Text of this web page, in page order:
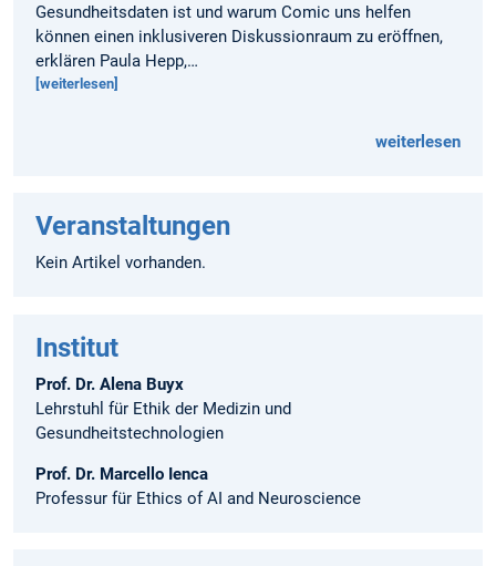
Gesundheitsdaten ist und warum Comic uns helfen
können einen inklusiveren Diskussionraum zu eröffnen,
erklären Paula Hepp,…
[weiterlesen]
weiterlesen
Veranstaltungen
Kein Artikel vorhanden.
Institut
Prof. Dr. Alena Buyx
Lehrstuhl für Ethik der Medizin und
Gesundheitstechnologien
Prof. Dr. Marcello Ienca
Professur für Ethics of AI and Neuroscience